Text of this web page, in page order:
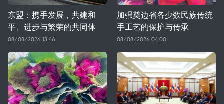
东盟：携手发展，共建和
平、进步与繁荣的共同体
08/08/2026 13:46
加强奠边省各少数民族传统
手工艺的保护与传承
08/08/2026 04:00